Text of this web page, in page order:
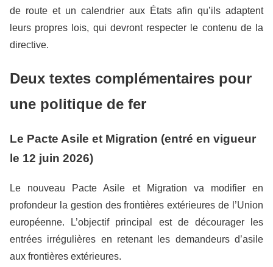
de route et un calendrier aux États afin qu’ils adaptent
leurs propres lois, qui devront respecter le contenu de la
directive.
Deux textes complémentaires pour
une politique de fer
Le Pacte Asile et Migration (entré en vigueur
le 12 juin 2026)
Le nouveau Pacte Asile et Migration va modifier en
profondeur la gestion des frontières extérieures de l’Union
européenne. L’objectif principal est de décourager les
entrées irrégulières en retenant les demandeurs d’asile
aux frontières extérieures.